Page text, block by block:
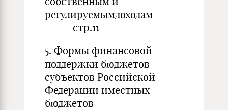
стр.11
5. Формы финансовой
поддержки бюджетов
субъектов Российской
Федерации иместных